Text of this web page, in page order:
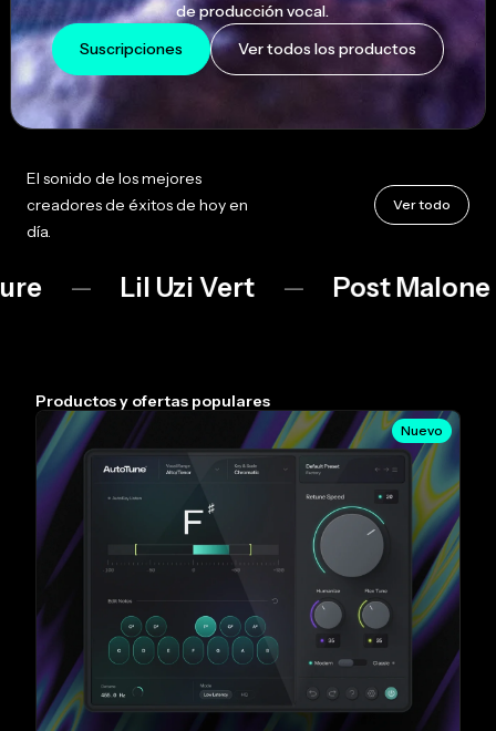
de producción vocal.
Suscripciones
Ver todos los productos
El sonido de los mejores
creadores de éxitos de hoy en
día.
Ver todo
Lil Uzi Vert Post Malone
Productos y ofertas populares
Nuevo